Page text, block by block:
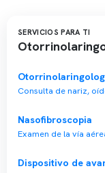
Reserva tu hora
Agenda tu consulta
y segura.
Valor consulta
SERVICIOS PARA TI
Consulta de nariz,
Nasofibroscopia
Examen de la vía
Dispositivo de